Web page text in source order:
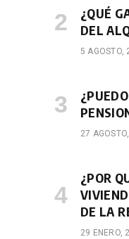
¿QUÉ
DEL
5 AGOSTO,
27
¿POR
DE LA
29 ENERO,